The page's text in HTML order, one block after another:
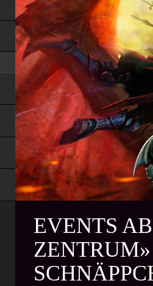
EVENTS
NEW